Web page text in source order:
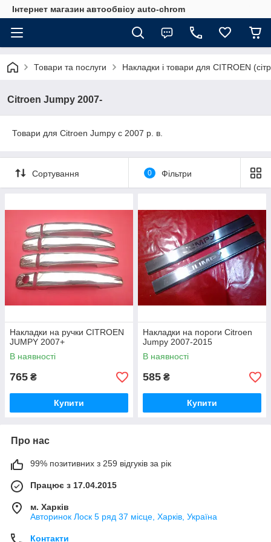
Інтернет магазин автообвісу auto-chrom
Товари та послуги Накладки і товари для СITROEN
Citroen Jumpy 2007-
Товари для Citroen Jumpy c 2007 р. в.
Сортування 0 Фільтри
Накладки на ручки CITROEN
JUMPY 2007+
В наявності
765 ₴
Купити
Накладки на пороги Citroen
Jumpy 2007-2015
В наявності
585 ₴
Купити
Про нас
99% позитивних з 259 відгуків за рік
Працює з 17.04.2015
м. Харків
Авторинок Лоск 5 ряд 37 місце, Харків, Україна
Контакти